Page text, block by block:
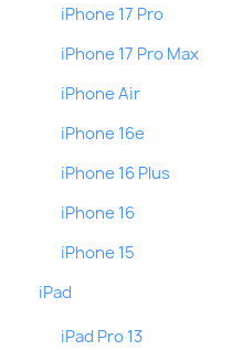
iPhone 17 Pro
iPhone 17 Pro Max
iPhone Air
iPhone 16e
iPhone 16 Plus
iPhone 16
iPhone 15
iPad
iPad Pro 13